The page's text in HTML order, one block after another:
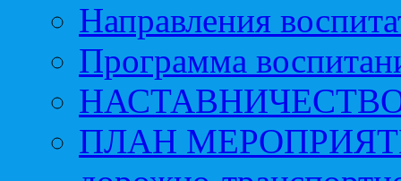
Направления
Программа
ПЛАН МЕРОПРИЯТИЙ